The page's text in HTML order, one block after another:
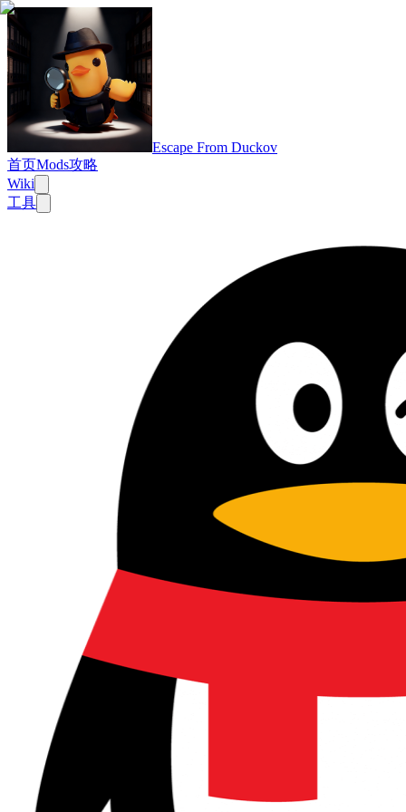
Escape From Duckov
首页Mods攻略
Wiki
工具